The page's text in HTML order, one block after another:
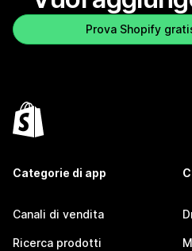
Prova Shopify
Categorie di app
Canali di vendita
Ricerca prodotti